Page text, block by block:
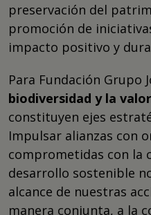
preservación del
promoción de
impacto positivo y
Para Fundación Grupo
biodiversidad y la
constituyen ejes
Impulsar alianzas con
comprometidas con la
desarrollo sostenible
alcance de nuestras
manera conjunta, a la